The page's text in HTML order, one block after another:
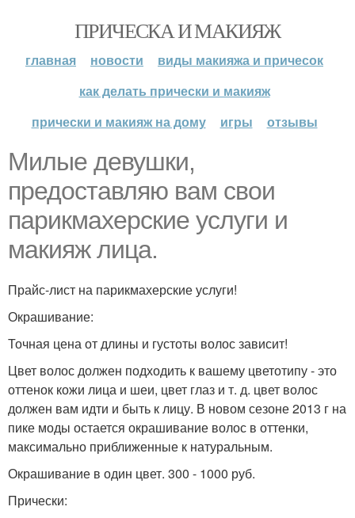
ПРИЧЕСКА И МАКИЯЖ
главная новости
виды макияжа и причесок
как делать прически и макияж
прически и макияж на дому
игры отзывы
Милые девушки,
предоставляю вам свои
парикмахерские услуги и
макияж лица.
Прайс-лист на парикмахерские услуги!
Окрашивание:
Точная цена от длины и густоты волос зависит!
Цвет волос должен подходить к вашему цветотипу - это
оттенок кожи лица и шеи, цвет глаз и т. д. цвет волос
должен вам идти и быть к лицу. В новом сезоне 2013 г на
пике моды остается окрашивание волос в оттенки,
максимально приближенные к натуральным.
Окрашивание в один цвет. 300 - 1000 руб.
Прически: